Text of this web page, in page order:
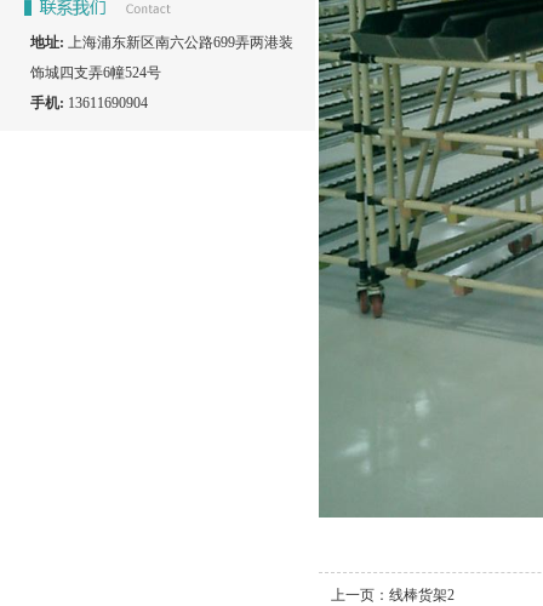
地址: 上海浦东新区南六公路699弄两港装
饰城四支弄6幢524号
手机: 13611690904
上一页： 线棒货架2